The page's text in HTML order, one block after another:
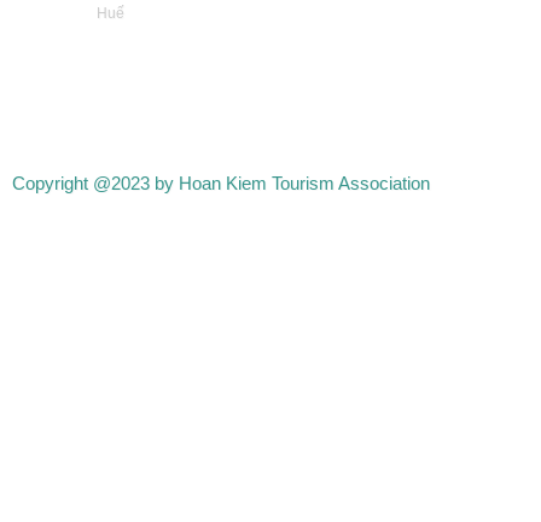
Huế
Copyright @2023 by Hoan Kiem Tourism Association